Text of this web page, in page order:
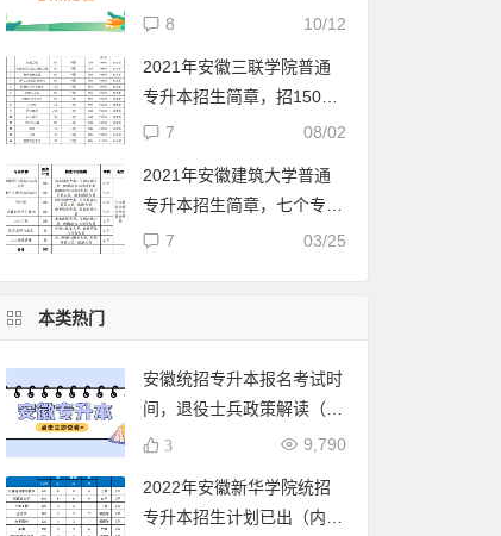
两万二
10/12
8
2021年安徽三联学院普通
专升本招生简章，招1500
人
08/02
7
2021年安徽建筑大学普通
专升本招生简章，七个专业
都是联合培养
03/25
7
本类热门
安徽统招专升本报名考试时
间，退役士兵政策解读（转
载于安徽省教育招生考试9,790
3
2022年安徽新华学院统招
专升本招生计划已出（内附